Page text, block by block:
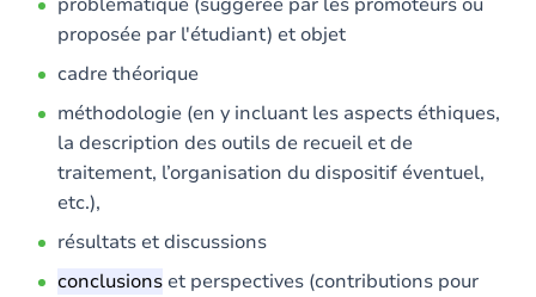
proposée par l'étudiant) et objet
cadre théorique
méthodologie (en y incluant les aspects éthiques,
la description des outils de recueil et de
traitement, l’organisation du dispositif éventuel,
etc.),
résultats et discussions
conclusions et perspectives (contributions pour